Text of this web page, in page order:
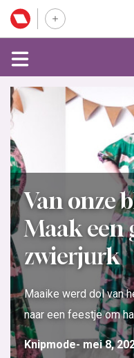
Van onze
Maak een
zwierjurk
Maaike werd dol van
naar een feestje om
Knipmode mei 8,